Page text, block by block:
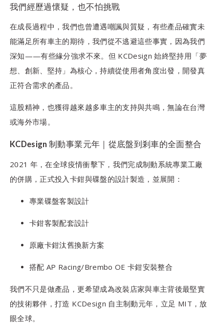
我們經歷過懷疑，也不怕挑戰
在成長過程中，我們也曾遭遇嘲諷與質疑，有些產品確實未
能滿足所有車主的期待，我們從不逃避這些事實，因為我們
深知——有些緣分強求不來。但 KCDesign 始終堅持用「夢
想、創新、堅持」為核心，持續從使用者角度出發，開發真
正符合需求的產品。
這股精神，也獲得越來越多車主的支持與共鳴，無論在台灣
或海外市場。
KCDesign 制動事業元年｜從底盤到剎車的全面整合
2021 年，在全球疫情衝擊下，我們完成制動系統專業工廠
的併購，正式投入卡鉗與碟盤的設計製造，並展開：
專業碟盤客製設計
卡鉗客製配套設計
原廠卡鉗汰舊換新方案
搭配 AP Racing/Brembo OE 卡鉗安裝整合
我們不只是做產品，更希望成為改裝店家與車主背後最堅實
的技術夥伴，打造 KCDesign 自主制動元年，立足 MIT，放
眼全球。